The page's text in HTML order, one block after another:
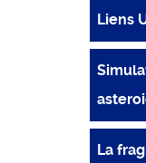
Liens
La